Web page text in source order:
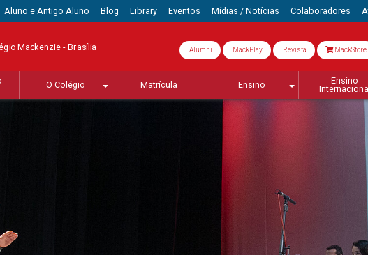
Aluno e Antigo Aluno Blog Library Eventos Mídias / Notícias Colaboradores
Mackenzie - Brasília Alumni MackPlay Revista MackStore
O Colégio Matrícula Ensino
Ensino
Internacional